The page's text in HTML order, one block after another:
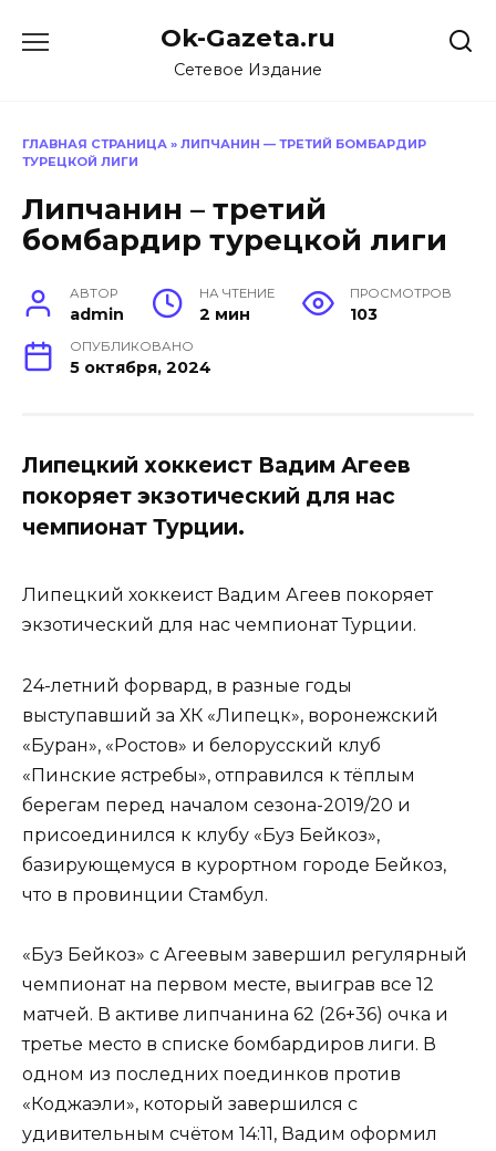
Ok-Gazeta.ru
Сетевое Издание
ГЛАВНАЯ СТРАНИЦА » ЛИПЧАНИН — ТРЕТИЙ БОМБАРДИР
ТУРЕЦКОЙ ЛИГИ
Липчанин – третий
бомбардир турецкой лиги
АВТОР
admin
НА ЧТЕНИЕ
2 мин
ПРОСМОТРОВ
103
ОПУБЛИКОВАНО
5 октября, 2024
Липецкий хоккеист Вадим Агеев
покоряет экзотический для нас
чемпионат Турции.
Липецкий хоккеист Вадим Агеев покоряет
экзотический для нас чемпионат Турции.
24-летний форвард, в разные годы
выступавший за ХК «Липецк», воронежский
«Буран», «Ростов» и белорусский клуб
«Пинские ястребы», отправился к тёплым
берегам перед началом сезона-2019/20 и
присоединился к клубу «Буз Бейкоз»,
базирующемуся в курортном городе Бейкоз,
что в провинции Стамбул.
«Буз Бейкоз» с Агеевым завершил регулярный
чемпионат на первом месте, выиграв все 12
матчей. В активе липчанина 62 (26+36) очка и
третье место в списке бомбардиров лиги. В
одном из последних поединков против
«Коджаэли», который завершился с
удивительным счётом 14:11, Вадим оформил